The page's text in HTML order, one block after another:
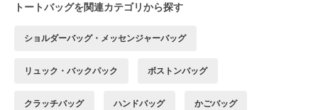
トートバッグを関連カテゴリから探す
ショルダーバッグ・メッセンジャーバッグ
リュック・バックパック ボストンバッグ
クラッチバッグ ハンドバッグ かごバッグ